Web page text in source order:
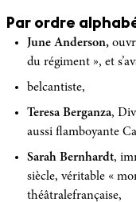
Par ordre
June Anderson,
du régiment », et
belcantiste,
Teresa Berganza,
aussi flamboyante
Sarah Bernhardt,
siècle, véritable «
théâtralefrançaise,